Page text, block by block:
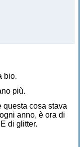
bio.
più.
questa cosa stava
anno, è ora di
di glitter.